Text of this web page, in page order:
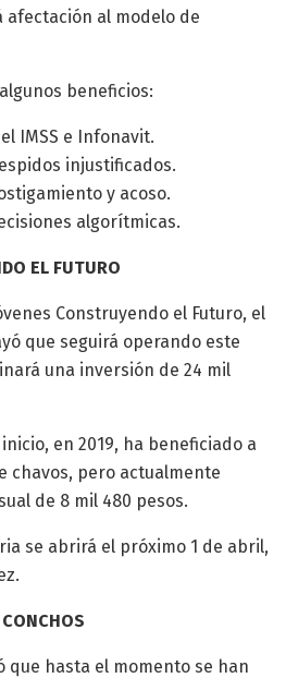
al modelo de
beneficios:
IMSS e Infonavit.
injustificados.
y acoso.
algorítmicas.
EL FUTURO
Construyendo el Futuro, el
que seguirá operando este
una inversión de 24 mil
en 2019, ha beneficiado a
chavos, pero actualmente
de 8 mil 480 pesos.
se abrirá el próximo 1 de abril,
que hasta el momento se han